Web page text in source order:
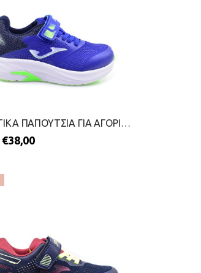
ΑΘΛΗΤΙΚΑ ΠΑΠΟΥΤΣΙΑ ΓΙΑ ΑΓΟΡΙΑ-JOMA-2699-0020-ΜΠΛΕ
€38,00